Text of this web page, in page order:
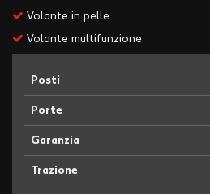
Volante in pelle
Volante multifunzione
Posti
Porte
Garanzia
Trazione